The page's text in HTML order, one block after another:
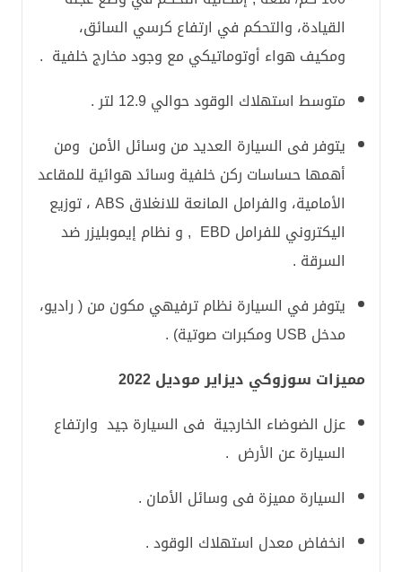
القيادة، والتحكم في ارتفاع كرسي السائق،
ومكيف هواء أوتوماتيكي مع وجود مخارج خلفية .
متوسط استهلاك الوقود حوالي 12.9 لتر .
يتوفر فى السيارة العديد من وسائل الأمن ومن
أهمها حساسات ركن خلفية وسائد هوائية للمقاعد
الأمامية، والفرامل المانعة للانغلاق ABS ، توزيع
اليكتروني للفرامل EBD , و نظام إيموبليزر ضد
السرقة .
يتوفر في السيارة نظام ترفيهي مكون من ( راديو،
مدخل USB ومكبرات صوتية) .
مميزات سوزوكي ديزاير موديل 2022
عزل الضوضاء الخارجية فى السيارة جيد وارتفاع
السيارة عن الأرض .
السيارة مميزة فى وسائل الأمان .
انخفاض معدل استهلاك الوقود .